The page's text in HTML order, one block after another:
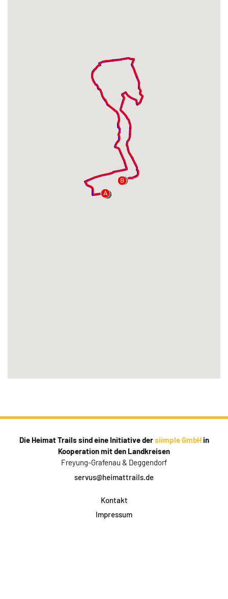
A
B
A
B
Die Heimat Trails sind eine Initiative dersiimple GmbHin
Kooperation mit den Landkreisen
Freyung-Grafenau & Deggendorf
servus@heimattrails.de
Kontakt
Impressum